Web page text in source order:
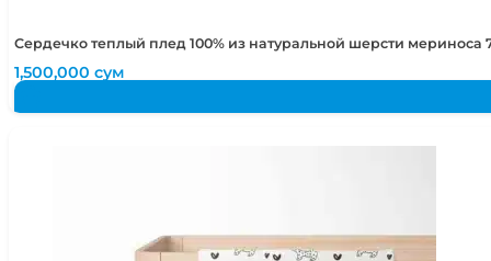
Сердечко теплый плед 100% из натуральной шерсти
1,500,000сум